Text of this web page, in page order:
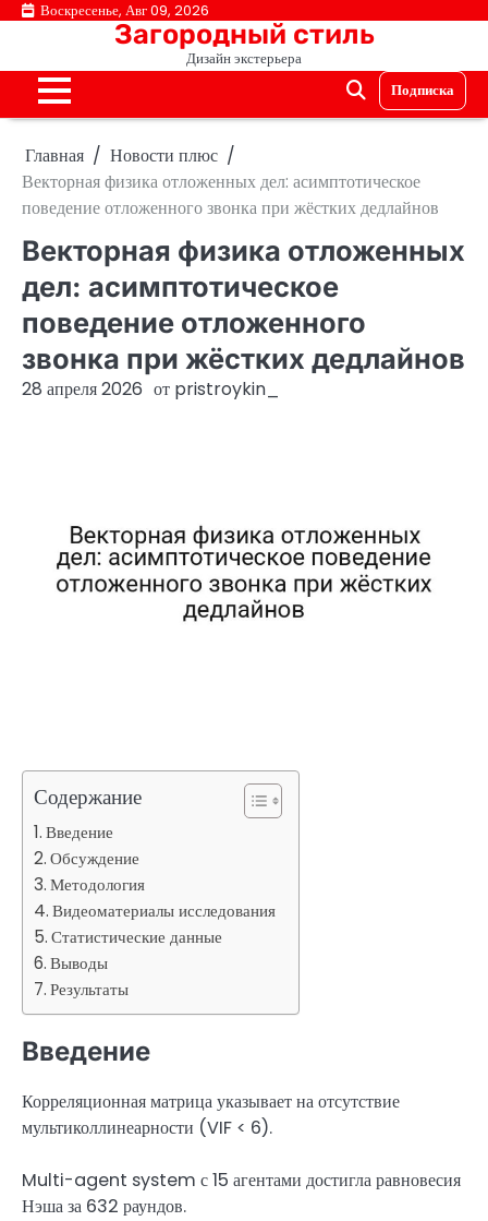
ПерейтиВоскресенье, Авг 09, 2026
Загородный стиль
Дизайн экстерьера
Подписка
Главная
Новости плюс
Векторная физика отложенных дел: асимптотическое
поведение отложенного звонка при жёстких дедлайнов
Векторная физика отложенных
дел: асимптотическое
поведение отложенного
звонка при жёстких дедлайнов
28 апреля 2026 от pristroykin_
Содержание
Введение
Обсуждение
Методология
Видеоматериалы исследования
Статистические данные
Выводы
Результаты
Введение
Корреляционная матрица указывает на отсутствие
мультиколлинеарности (VIF < 6).
Multi-agent system с 15 агентами достигла равновесия
Нэша за 632 раундов.